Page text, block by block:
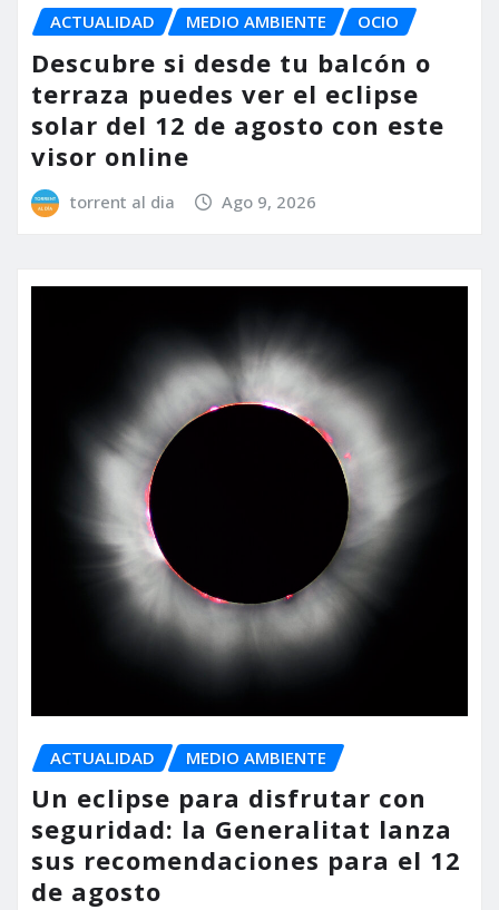
ACTUALIDAD MEDIO AMBIENTE OCIO
Descubre si desde tu balcón o
terraza puedes ver el eclipse
solar del 12 de agosto con este
visor online
torrent al dia Ago 9, 2026
ACTUALIDAD MEDIO AMBIENTE
Un eclipse para disfrutar con
seguridad: la Generalitat lanza
sus recomendaciones para el 12
de agosto